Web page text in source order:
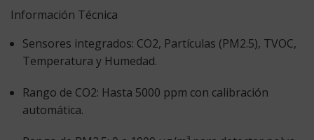
Información Técnica
Sensores integrados: CO2, Partículas (PM2.5), TVOC,
Temperatura y Humedad.
Rango de CO2: Hasta 5000 ppm con calibración
automática.